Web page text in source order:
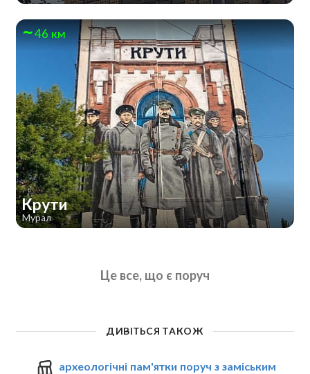
46 км
Крути
Мурал
Це все, що є поруч
ДИВІТЬСЯ ТАКОЖ
археологічні пам'ятки поруч з заміським